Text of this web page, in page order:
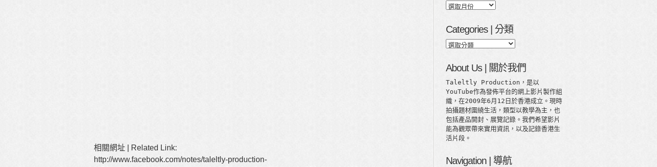
相關網址 | Related Link:
http://www.facebook.com/notes/taleltly-production-
Aggregate
整
Categories | 分類
Categories
類
About Us | 關於我們
Taleltly Production，是以
YouTube作為發佈平台的網上影片製作組
織，在2009年6月12日於香港成立。現時
拍攝題材圍繞生活，類型以教學為主，也
包括產品開封、展覽記錄。我們希望影片
能為觀眾帶來實用資訊，以及記錄香港生
活片段。
Navigation | 導航